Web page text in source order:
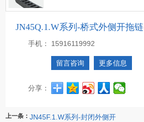
JN45Q.1.W系列-桥式外侧开拖链
手机： 15916119992
留言咨询 更多信息
分享：
上一条： JN45F.1.W系列-封闭外侧开